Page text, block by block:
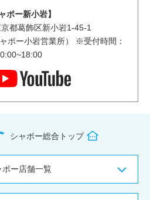
ポー新小岩】
都葛飾区新小岩1-45-1
ポー小岩営業所） ※受付時間：
シャポー総合トップ
ポー店舗一覧